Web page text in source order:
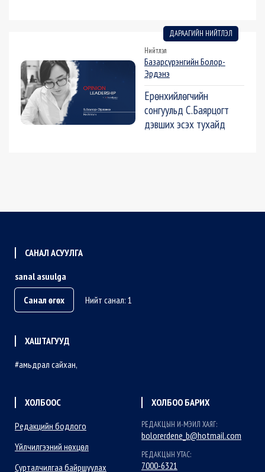
ДАРААГИЙН НИЙТЛЭЛ
Нийтлэл
Базарсүрэнгийн Болор-
Эрдэнэ
Ерөнхийлөгчийн
сонгуульд С.Баярцогт
дэвших эсэх тухайд
САНАЛ АСУУЛГА
sanal asuulga
Санал өгөх
Нийт санал: 1
ХАШТАГУУД
амьдрал сайхан
ХОЛБООС
Редакцийн бодлого
Үйлчилгээний нөхцөл
Сурталчилгаа байршуулах
ХОЛБОО БАРИХ
РЕДАКЦЫН И-МЭИЛ ХАЯГ:
bolorerdene_b@hotmail.com
РЕДАКЦЫН УТАС:
7000-6321